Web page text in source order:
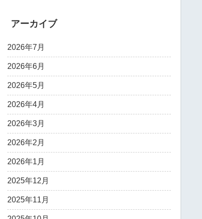
アーカイブ
2026年7月
2026年6月
2026年5月
2026年4月
2026年3月
2026年2月
2026年1月
2025年12月
2025年11月